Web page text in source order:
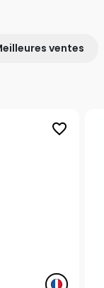
ventes
favorite_border